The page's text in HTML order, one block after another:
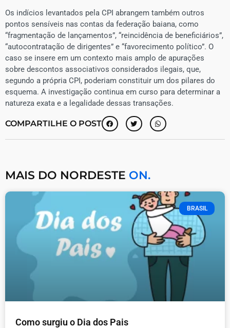
Os indícios levantados pela CPI abrangem também outros
pontos sensíveis nas contas da federação baiana, como
“fragmentação de lançamentos”, “reincidência de beneficiários”,
“autocontratação de dirigentes” e “favorecimento político”. O
caso se insere em um contexto mais amplo de apurações
sobre descontos associativos considerados ilegais, que,
segundo a própria CPI, poderiam constituir um dos pilares do
esquema. A investigação continua em curso para determinar a
natureza exata e a legalidade dessas transações.
COMPARTILHE O POST
MAIS DO NORDESTE ON.
BRASIL
Como surgiu o Dia dos Pais